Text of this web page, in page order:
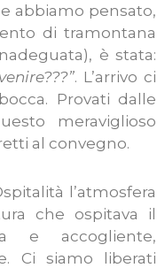
abbiamo pensato,
di tramontana
è stata:
. L’arrivo ci
Provati dalle
meraviglioso
al convegno.
l’atmosfera
che ospitava il
e accogliente,
Ci siamo liberati